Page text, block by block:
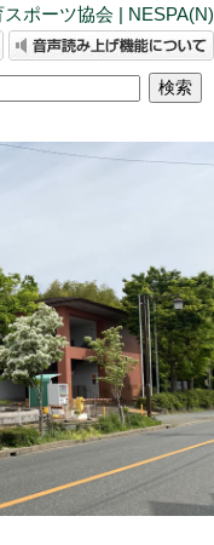
ポーツ協会 | NESPA(N)